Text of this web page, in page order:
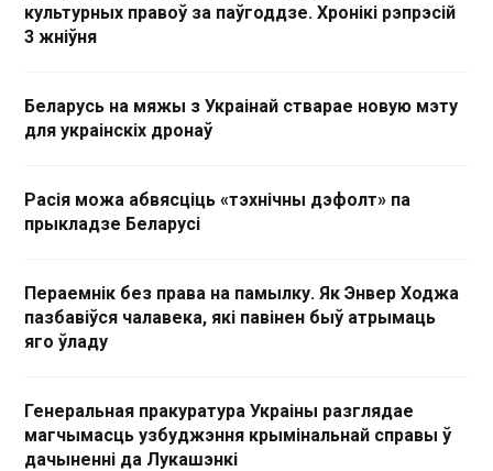
культурных правоў за паўгоддзе. Хронікі рэпрэсій
3 жніўня
Беларусь на мяжы з Украінай стварае новую мэту
для украінскіх дронаў
Расія можа абвясціць «тэхнічны дэфолт» па
прыкладзе Беларусі
Пераемнік без права на памылку. Як Энвер Ходжа
пазбавіўся чалавека, які павінен быў атрымаць
яго ўладу
Генеральная пракуратура Украіны разглядае
магчымасць узбуджэння крымінальнай справы ў
дачыненні да Лукашэнкі